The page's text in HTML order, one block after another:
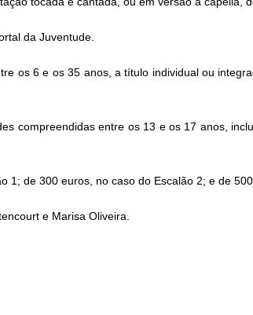
da Juventude.
os 6 e os 35 anos, a título individual ou
compreendidas entre os 13 e os 17 anos,
de 300 euros, no caso do Escalão 2; e de
e Marisa Oliveira.